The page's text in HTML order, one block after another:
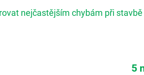
nejčastějším chybám při
5